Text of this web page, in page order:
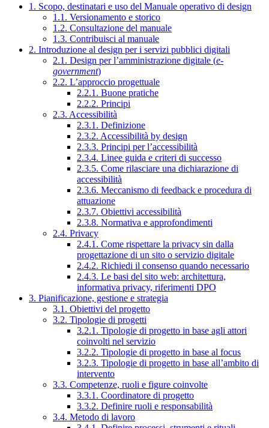
1. Scopo, destinatari e uso del Manuale operativo di design
1.1. Versionamento e storico
1.2. Consultazione del manuale
1.3. Contribuisci al manuale
2. Introduzione al design per i servizi pubblici digitali
2.1. Design per l’amministrazione digitale (e-
government)
2.2. L’approccio progettuale
2.2.1. Buone pratiche
2.2.2. Principi
2.3. Accessibilità
2.3.1. Definizione
2.3.2. Accessibilità by design
2.3.3. Principi per l’accessibilità
2.3.4. Linee guida e criteri di successo
2.3.5. Come rilasciare una dichiarazione di
accessibilità
2.3.6. Meccanismo di feedback e procedura di
attuazione
2.3.7. Obiettivi accessibilità
2.3.8. Normativa e approfondimenti
2.4. Privacy
2.4.1. Come rispettare la privacy sin dalla
progettazione di un sito o servizio digitale
2.4.2. Richiedi il consenso quando necessario
2.4.3. Le basi del sito web: architettura,
informativa privacy, riferimenti DPO
3. Pianificazione, gestione e strategia
3.1. Obiettivi del progetto
3.2. Tipologie di progetti
3.2.1. Tipologie di progetto in base agli attori
coinvolti nel servizio
3.2.2. Tipologie di progetto in base al focus
3.2.3. Tipologie di progetto in base all’ambito di
intervento
3.3. Competenze, ruoli e figure coinvolte
3.3.1. Coordinatore di progetto
3.3.2. Definire ruoli e responsabilità
3.4. Metodo di lavoro